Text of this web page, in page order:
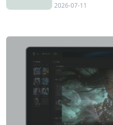
2026-07-11